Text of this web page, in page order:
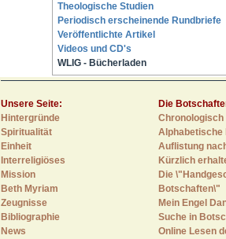
Theologische Studien
Periodisch erscheinende Rundbriefe
Veröffentlichte Artikel
Videos und CD's
WLIG - Bücherladen
Unsere Seite:
Hintergründe
Spiritualität
Einheit
Interreligiöses
Mission
Beth Myriam
Zeugnisse
Bibliographie
News
Die
Alphabetische
Auflistung
Kürzlich
Die
Botschaften\"
Mein Engel
Suche in
Online Lesen